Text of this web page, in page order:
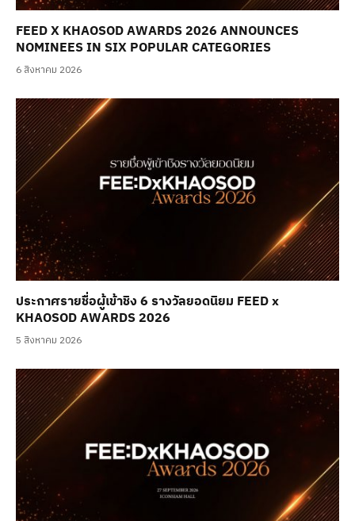
FEED X KHAOSOD AWARDS 2026 ANNOUNCES
NOMINEES IN SIX POPULAR CATEGORIES
6 สิงหาคม 2026
ประกาศรายชื่อผู้เข้าชิง 6 รางวัลยอดนิยม FEED x
KHAOSOD AWARDS 2026
5 สิงหาคม 2026